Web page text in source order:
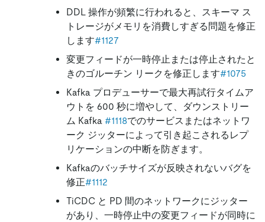
DDL 操作が頻繁に行われると、スキーマ ス
トレージがメモリを消費しすぎる問題を修正
します#1127
変更フィードが一時停止または停止されたと
きのゴルーチン リークを修正します#1075
Kafka プロデューサーで最大再試行タイムア
ウトを 600 秒に増やして、ダウンストリー
ム Kafka #1118でのサービスまたはネットワ
ーク ジッターによって引き起こされるレプ
リケーションの中断を防ぎます。
Kafkaのバッチサイズが反映されないバグを
修正#1112
TiCDC と PD 間のネットワークにジッター
があり、一時停止中の変更フィードが同時に